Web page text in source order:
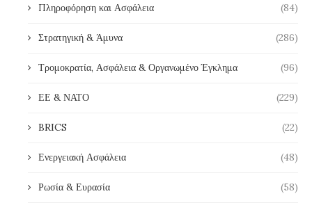
Πληροφόρηση και Ασφάλεια (84)
Στρατηγική & Άμυνα (286)
Τρομοκρατία, Ασφάλεια & Οργανωμένο Έγκλημα (96)
ΕΕ & ΝΑΤΟ (229)
BRICS (22)
Ενεργειακή Ασφάλεια (48)
Ρωσία & Ευρασία (58)